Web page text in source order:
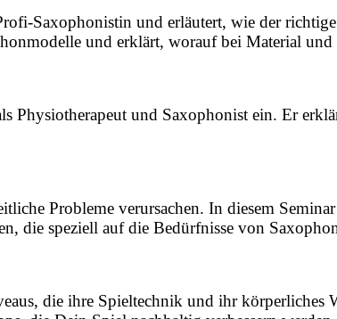
Saxophonistin und erläutert, wie der
und erklärt, worauf bei Material und
Physiotherapeut und Saxophonist ein. Er
Probleme verursachen. In diesem
die speziell auf die Bedürfnisse von
die ihre Spieltechnik und ihr